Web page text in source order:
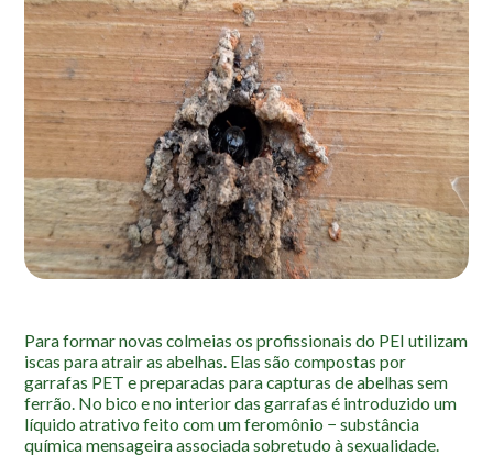
Para formar novas colmeias os profissionais do PEI utilizam
iscas para atrair as abelhas. Elas são compostas por
garrafas PET e preparadas para capturas de abelhas sem
ferrão. No bico e no interior das garrafas é introduzido um
líquido atrativo feito com um feromônio − substância
química mensageira associada sobretudo à sexualidade.